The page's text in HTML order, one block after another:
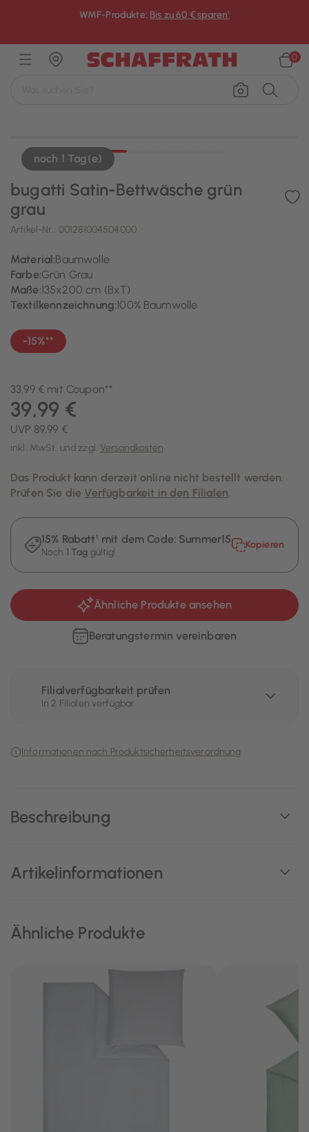
WMF-Produkte: Bis zu 60 € sparen¹
0
noch 1 Tag(e)
Beschreibung
Artikelinformationen
bugatti Satin-Bettwäsche grün
grau
Artikel-Nr.: 001281004504000
Material:Baumwolle
Farbe:Grün Grau
Maße:135x200 cm (BxT)
Textilkennzeichnung:100% Baumwolle
-15%**
33,99 € mit Coupon**
UVP 89,99 €
39,99 €
inkl. MwSt. und zzgl. Versandkosten
Das Produkt kann derzeit online nicht bestellt werden.
Prüfen Sie die Verfügbarkeit in den Filialen.
15% Rabatt¹ mit dem Code: Summer15
Noch 1 Tag gültig!
Kopieren
Ähnliche Produkte ansehen
Beratungstermin vereinbaren
Filialverfügbarkeit prüfen
In 2 Filialen verfügbar
Informationen nach Produktsicherheitsverordnung